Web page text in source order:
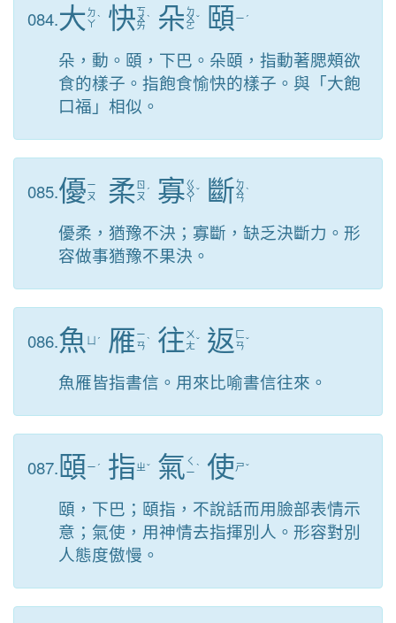
084.大 ㄉ
ㄚˋ 快ㄎ
ㄨ
ㄞ
ˋ 朵 ㄉ
ㄨ
ㄛ
ˇ 頤 ㄧ ˊ
朵，動。頤，下巴。朵頤，指動著腮頰欲
食的樣子。指飽食愉快的樣子。與「大飽
口福」相似。
085.優ㄧ
ㄡ
柔 ㄖ
ㄡ ˊ 寡ㄍ
ㄨ
ㄚ
ˇ 斷 ㄉ
ㄨ
ㄢ
ˋ
優柔，猶豫不決；寡斷，缺乏決斷力。形
容做事猶豫不果決。
086.魚 ˊ 雁ㄧ
ㄢˋ 往 ㄨ
ㄤˇ 返 ㄈ
ㄢˇ
魚雁皆指書信。用來比喻書信往來。
087.頤 ㄧ ˊ 指ㄓˇ 氣 ㄑ
ㄧˋ 使ㄕˇ
頤，下巴；頤指，不說話而用臉部表情示
意；氣使，用神情去指揮別人。形容對別
人態度傲慢。